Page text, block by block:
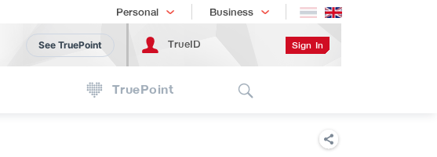
Personal
Shopping Business
เทรนด์เทคโนโลยี
See TruePoint TrueID Sign In
TruePoint